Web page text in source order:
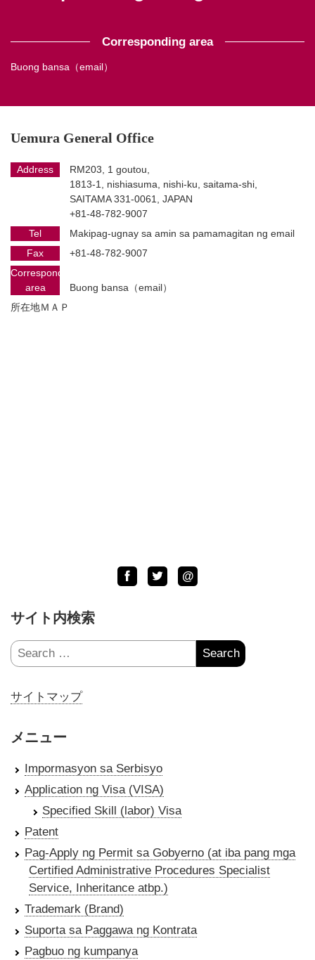
Corresponding area
Buong bansa（email）
Uemura General Office
Address
RM203, 1 goutou,
1813-1, nishiasuma, nishi-ku, saitama-shi,
SAITAMA 331-0061, JAPAN
+81-48-782-9007
Tel
Makipag-ugnay sa amin sa pamamagitan ng email
Fax
+81-48-782-9007
Corresponding
area
Buong bansa（email）
所在地ＭＡＰ
Facebook
TwitterLINE
@
サイト内検索
Search
for:
サイトマップ
メニュー
Impormasyon sa Serbisyo
Application ng Visa (VISA)
Specified Skill (labor) Visa
Patent
Pag-Apply ng Permit sa Gobyerno (at iba pang mga
Certified Administrative Procedures Specialist
Service, Inheritance atbp.)
Trademark (Brand)
Suporta sa Paggawa ng Kontrata
Pagbuo ng kumpanya